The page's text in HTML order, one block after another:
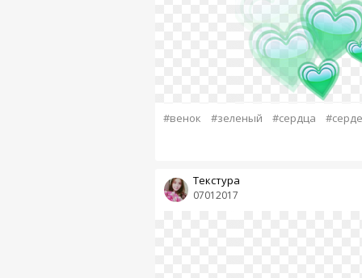
#венок #зеленый #сердца
07012017
Текстура